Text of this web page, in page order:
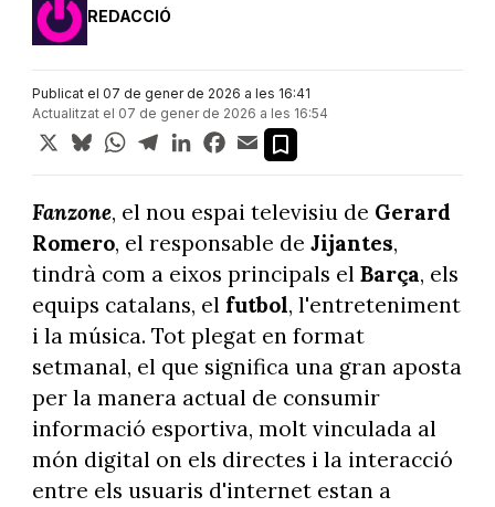
REDACCIÓ
Publicat el 07 de gener de 2026 a les 16:41
Actualitzat el 07 de gener de 2026 a les 16:54
X BlueskyWhatsApp
TelegramLinkedInFacebook
Email
Fanzone, el nou espai televisiu de Gerard
Romero, el responsable de Jijantes,
tindrà com a eixos principals el Barça, els
equips catalans, el futbol, l'entreteniment
i la música. Tot plegat en format
setmanal, el que significa una gran aposta
per la manera actual de consumir
informació esportiva, molt vinculada al
món digital on els directes i la interacció
entre els usuaris d'internet estan a